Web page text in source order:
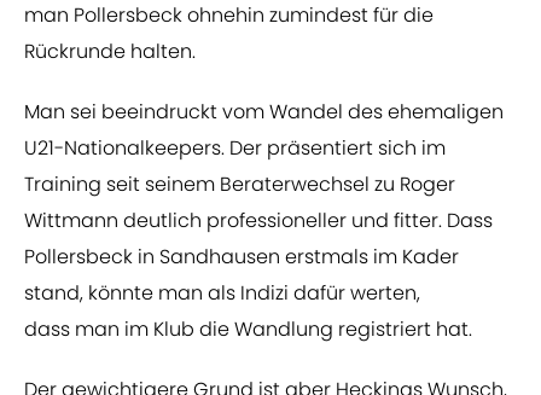
man Pollersbeck ohnehin zumindest für die
Rückrunde halten.
Man sei beeindruckt vom Wandel des ehemaligen
U21-Nationalkeepers. Der präsentiert sich im
Training seit seinem Beraterwechsel zu Roger
Wittmann deutlich professioneller und fitter. Dass
Pollersbeck in Sandhausen erstmals im Kader
stand, könnte man als Indizi dafür werten,
dass man im Klub die Wandlung registriert hat.